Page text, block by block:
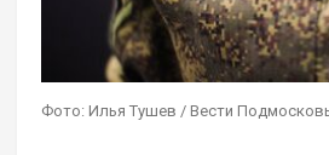
Фото: Илья Тушев / Вести